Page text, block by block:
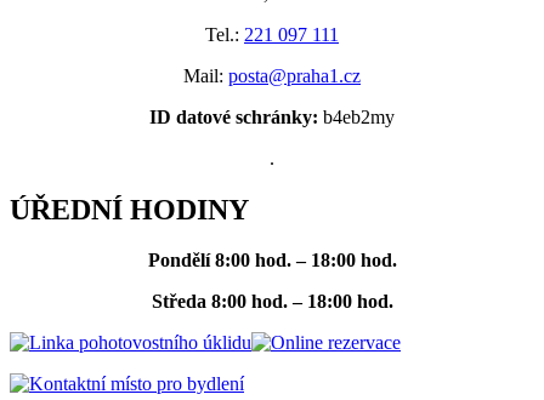
Tel.: 221 097 111
Mail: posta@praha1.cz
ID datové schránky: b4eb2my
.
ÚŘEDNÍ HODINY
Pondělí 8:00 hod. – 18:00 hod.
Středa 8:00 hod. – 18:00 hod.